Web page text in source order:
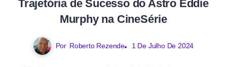
Trajetória de Sucesso do Astro Eddie
Murphy na CineSérie
Por Roberto Rezende 1 De Julho De 2024